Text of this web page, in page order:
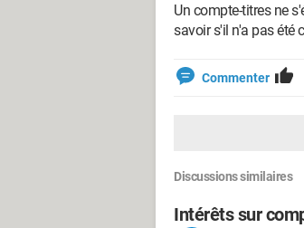
Un compte-titres ne
savoir s'il n'a pas été
Commenter
Discussions similaires
Intérêts sur